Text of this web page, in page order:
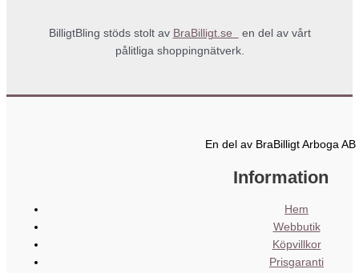
BilligtBling stöds stolt av BraBilligt.se
en del av vårt
pålitliga shoppingnätverk.
En del av BraBilligt Arboga AB
Information
Hem
Webbutik
Köpvillkor
Prisgaranti